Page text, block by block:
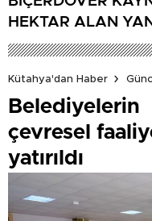
HEKTAR ALAN
Kütahya'dan Haber
Belediyelerin
çevresel
yatırıldı